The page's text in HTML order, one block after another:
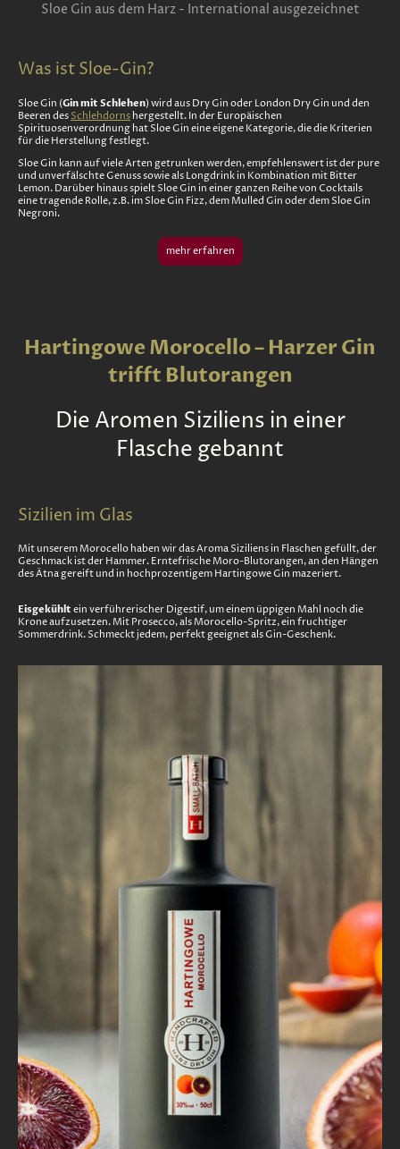
Sloe Gin aus dem Harz - International ausgezeichnet
Was ist Sloe-Gin?
Sloe Gin (Gin mit Schlehen) wird aus Dry Gin oder London Dry Gin und den
Beeren des Schlehdorns hergestellt. In der Europäischen
Spirituosenverordnung hat Sloe Gin eine eigene Kategorie, die die Kriterien
für die Herstellung festlegt.
Sloe Gin kann auf viele Arten getrunken werden, empfehlenswert ist der pure
und unverfälschte Genuss sowie als Longdrink in Kombination mit Bitter
Lemon. Darüber hinaus spielt Sloe Gin in einer ganzen Reihe von Cocktails
eine tragende Rolle, z.B. im Sloe Gin Fizz, dem Mulled Gin oder dem Sloe Gin
Negroni.
mehr erfahren
Hartingowe Morocello – Harzer Gin
trifft Blutorangen
Die Aromen Siziliens in einer
Flasche gebannt
Sizilien im Glas
Mit unserem Morocello haben wir das Aroma Siziliens in Flaschen gefüllt, der
Geschmack ist der Hammer. Erntefrische Moro-Blutorangen, an den Hängen
des Ätna gereift und in hochprozentigem Hartingowe Gin mazeriert.
Eisgekühlt ein verführerischer Digestif, um einem üppigen Mahl noch die
Krone aufzusetzen. Mit Prosecco, als Morocello-Spritz, ein fruchtiger
Sommerdrink. Schmeckt jedem, perfekt geeignet als Gin-Geschenk.